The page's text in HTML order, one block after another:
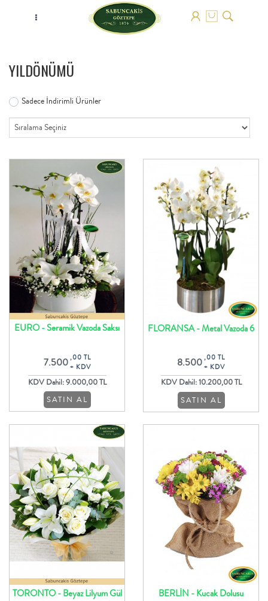
YILDÖNÜMÜ
Sadece İndirimli Ürünler
EURO - Seramik Vazoda Saksı
7.500 ,00 TL
+ KDV
KDV Dahil: 9.000,00 TL
SATIN AL
FLORANSA - Metal Vazoda 6
8.500 ,00 TL
+ KDV
KDV Dahil: 10.200,00 TL
SATIN AL
TORONTO - Beyaz Lilyum Gül
BERLİN - Kucak Dolusu